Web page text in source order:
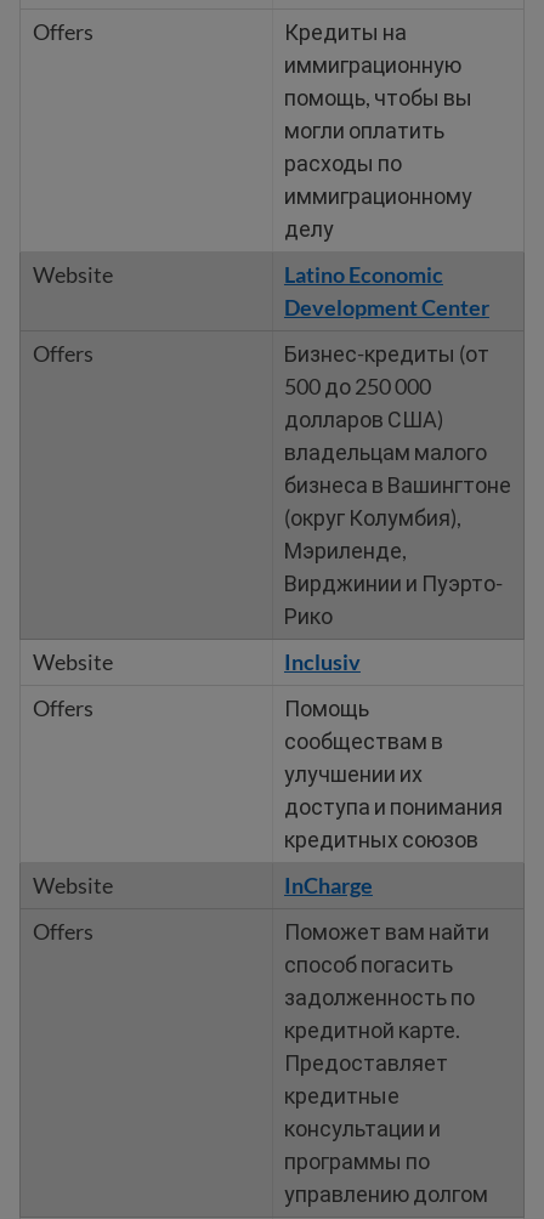
Кредиты на
иммиграционную
помощь, чтобы вы
могли оплатить
расходы по
иммиграционному
делу
Latino Economic
Development Center
Бизнес-кредиты (от
500 до 250 000
долларов США)
владельцам малого
бизнеса в Вашингтоне
(округ Колумбия),
Мэриленде,
Вирджинии и Пуэрто-
Рико
Inclusiv
Помощь
сообществам в
улучшении их
доступа и понимания
кредитных союзов
InCharge
Поможет вам найти
способ погасить
задолженность по
кредитной карте.
Предоставляет
кредитные
консультации и
программы по
управлению долгом